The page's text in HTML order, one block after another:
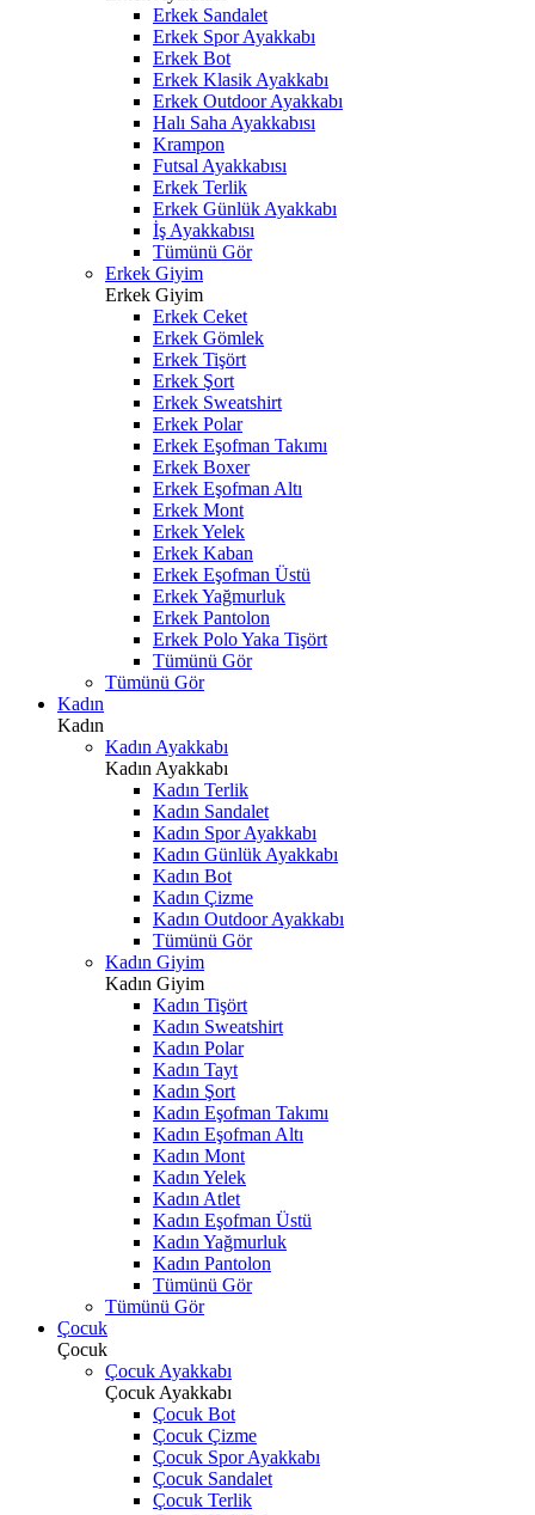
Erkek Sandalet
Erkek Spor Ayakkabı
Erkek Bot
Erkek Klasik Ayakkabı
Erkek Outdoor Ayakkabı
Halı Saha Ayakkabısı
Krampon
Futsal Ayakkabısı
Erkek Terlik
Erkek Günlük Ayakkabı
İş Ayakkabısı
Tümünü Gör
Erkek Giyim
Erkek Giyim
Erkek Ceket
Erkek Gömlek
Erkek Tişört
Erkek Şort
Erkek Sweatshirt
Erkek Polar
Erkek Eşofman Takımı
Erkek Boxer
Erkek Eşofman Altı
Erkek Mont
Erkek Yelek
Erkek Kaban
Erkek Eşofman Üstü
Erkek Yağmurluk
Erkek Pantolon
Erkek Polo Yaka Tişört
Tümünü Gör
Tümünü Gör
Kadın
Kadın
Kadın Ayakkabı
Kadın Ayakkabı
Kadın Terlik
Kadın Sandalet
Kadın Spor Ayakkabı
Kadın Günlük Ayakkabı
Kadın Bot
Kadın Çizme
Kadın Outdoor Ayakkabı
Tümünü Gör
Kadın Giyim
Kadın Giyim
Kadın Tişört
Kadın Sweatshirt
Kadın Polar
Kadın Tayt
Kadın Şort
Kadın Eşofman Takımı
Kadın Eşofman Altı
Kadın Mont
Kadın Yelek
Kadın Atlet
Kadın Eşofman Üstü
Kadın Yağmurluk
Kadın Pantolon
Tümünü Gör
Tümünü Gör
Çocuk
Çocuk
Çocuk Ayakkabı
Çocuk Ayakkabı
Çocuk Bot
Çocuk Çizme
Çocuk Spor Ayakkabı
Çocuk Sandalet
Çocuk Terlik